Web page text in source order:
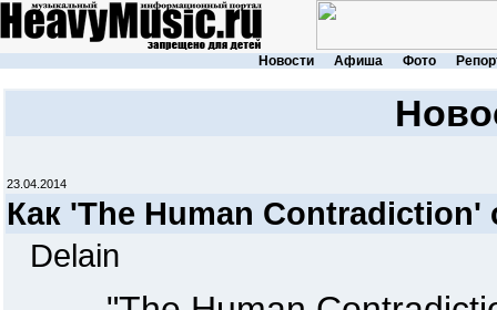
Новости Афиша Фото
23.04.2014
Как 'The Human Contradiction'
Delain